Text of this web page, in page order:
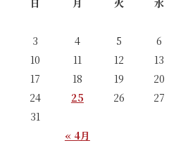
« 4月
3
4 5 6
10
11 12 13
17
18 19 20
24
25 26 27
31